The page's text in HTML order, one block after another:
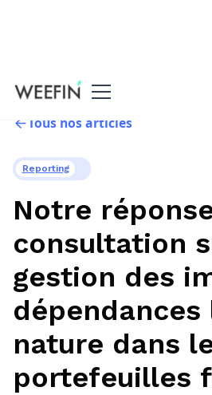
Tous nos articles
Reporting
Notre
consultation
gestion des
dépendances
nature dans
portefeuilles